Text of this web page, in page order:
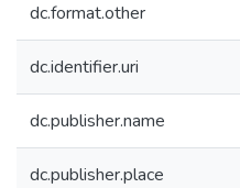
dc.format.other
dc.identifier.uri
dc.publisher.name
dc.publisher.place